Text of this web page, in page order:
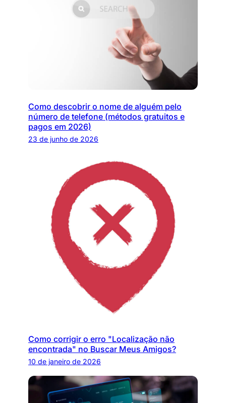
Como descobrir o nome de alguém pelo
número de telefone (métodos gratuitos e
pagos em 2026)
23 de junho de 2026
Como corrigir o erro "Localização não
encontrada" no Buscar Meus Amigos?
10 de janeiro de 2026